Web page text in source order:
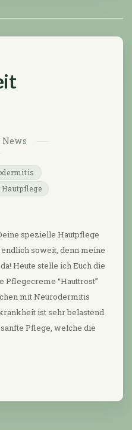
News
spezielle Hautpflege
soweit, denn meine
Heute stelle ich Euch die
Pflegecreme “Hauttrost”
mit Neurodermitis
ist sehr belastend
Pflege, welche die